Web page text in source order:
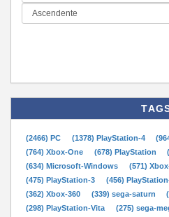
(2466) PC (1378) PlayStation-4
(764) Xbox-One
(678) PlayStation
(634) Microsoft-Windows
(571)
(475) PlayStation-3
(456)
(362) Xbox-360
(339) sega-saturn
(298) PlayStation-Vita
(275) sega-